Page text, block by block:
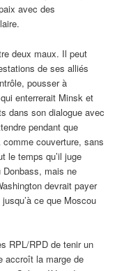
avec des
deux maux. Il peut
de ses alliés
pousser à
enterrerait Minsk et
dans son dialogue avec
pendant que
couverture, sans
le temps qu’il juge
Donbass, mais ne
devrait payer
ce que Moscou
RPL/RPD de tenir un
accroît la marge de